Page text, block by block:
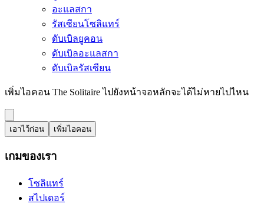
อะแลสกา
รัสเซียนโซลิแทร์
ดับเบิลยูคอน
ดับเบิลอะแลสกา
ดับเบิลรัสเซียน
เพิ่มไอคอน The Solitaire ไปยังหน้าจอหลักจะได้ไม่หายไปไหน
เอาไว้ก่อน เพิ่มไอคอน
เกมของเรา
โซลิแทร์
สไปเดอร์